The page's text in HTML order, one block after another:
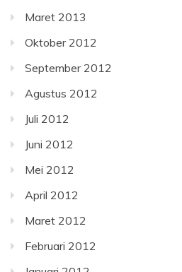
Maret 2013
Oktober 2012
September 2012
Agustus 2012
Juli 2012
Juni 2012
Mei 2012
April 2012
Maret 2012
Februari 2012